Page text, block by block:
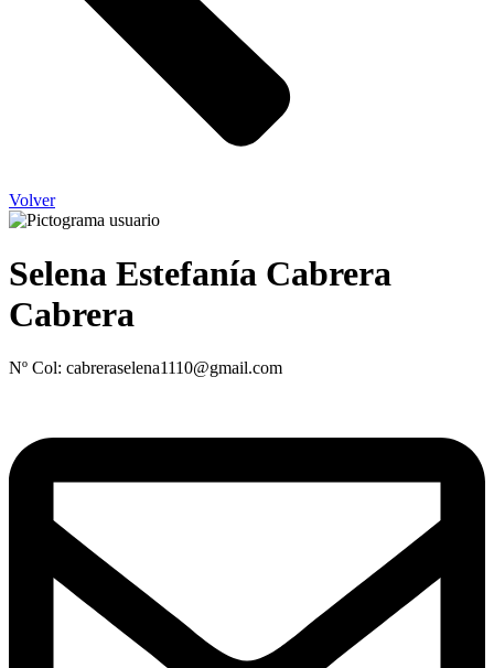
Volver
Selena Estefanía Cabrera
Cabrera
Nº Col: cabreraselena1110@gmail.com